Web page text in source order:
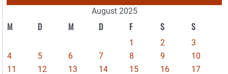
August 2025
M D M D F S S
1 2
3
4
5 6 7 8 9
10
11
12 13 14 15 16
17